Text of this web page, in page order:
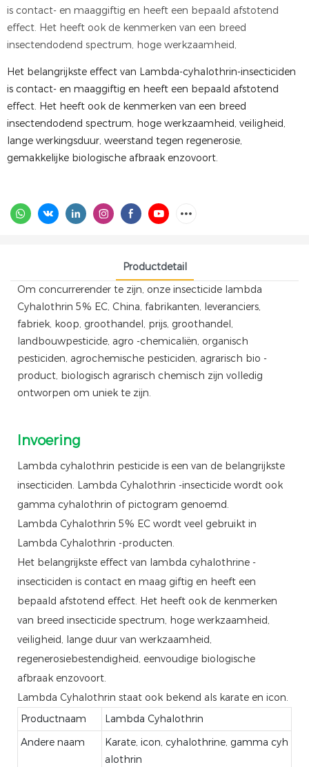
is contact- en maaggiftig en heeft een bepaald afstotend
effect. Het heeft ook de kenmerken van een breed
insectendodend spectrum, hoge werkzaamheid,
Het belangrijkste effect van Lambda-cyhalothrin-insecticiden
is contact- en maaggiftig en heeft een bepaald afstotend
effect. Het heeft ook de kenmerken van een breed
insectendodend spectrum, hoge werkzaamheid, veiligheid,
lange werkingsduur, weerstand tegen regenerosie,
gemakkelijke biologische afbraak enzovoort.
Productdetail
Om concurrerender te zijn, onze insecticide lambda
Cyhalothrin 5% EC, China, fabrikanten, leveranciers,
fabriek, koop, groothandel, prijs, groothandel,
landbouwpesticide, agro -chemicaliën, organisch
pesticiden, agrochemische pesticiden, agrarisch bio -
product, biologisch agrarisch chemisch zijn volledig
ontworpen om uniek te zijn.
Invoering
Lambda cyhalothrin pesticide is een van de belangrijkste
insecticiden. Lambda Cyhalothrin -insecticide wordt ook
gamma cyhalothrin of pictogram genoemd.
Lambda Cyhalothrin 5% EC wordt veel gebruikt in
Lambda Cyhalothrin -producten.
Het belangrijkste effect van lambda cyhalothrine -
insecticiden is contact en maag giftig en heeft een
bepaald afstotend effect. Het heeft ook de kenmerken
van breed insecticide spectrum, hoge werkzaamheid,
veiligheid, lange duur van werkzaamheid,
regenerosiebestendigheid, eenvoudige biologische
afbraak enzovoort.
Lambda Cyhalothrin staat ook bekend als karate en icon.
Productnaam
Lambda Cyhalothrin
Andere naam
Karate, icon, cyhalothrine, gamma cyh
alothrin